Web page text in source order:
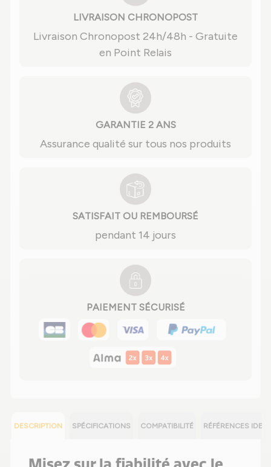
LIVRAISON CHRONOPOST
Livraison Chronopost 24h/48h - Gratuite
en Point Relais
GARANTIE 2 ANS
Assurance qualité sur tous nos produits
SATISFAIT OU REMBOURSÉ
pendant 14 jours
PAIEMENT SÉCURISÉ
DESCRIPTION SPÉCIFICATIONS COMPATIBILITÉ RÉFÉRENCES